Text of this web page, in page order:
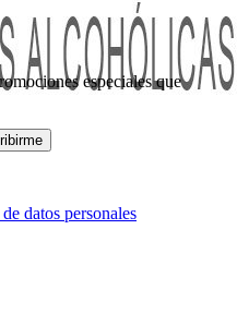
especiales que
datos personales